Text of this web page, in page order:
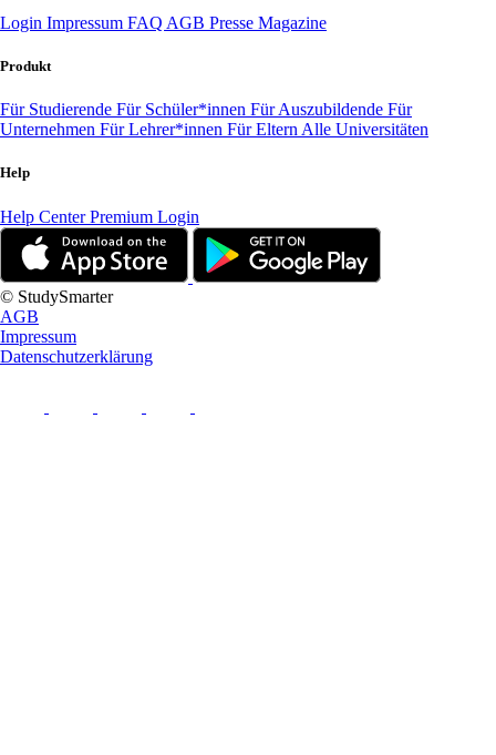
Login Impressum FAQ AGB Presse Magazine
Produkt
Für Studierende Für Schüler*innen Für Auszubildende Für
Unternehmen Für Lehrer*innen Für Eltern Alle Universitäten
Help
Help CenterPremium Login
© StudySmarter
AGB
Impressum
Datenschutzerklärung